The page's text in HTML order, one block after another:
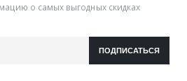
о самых выгодных скидках
ПОДПИСАТЬСЯ